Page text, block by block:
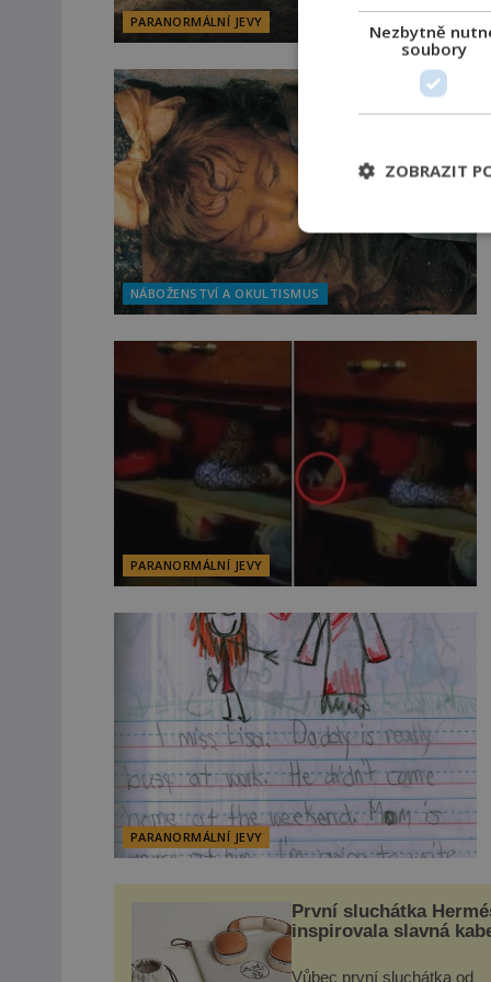
PARANORMÁLNÍ JEVY
NÁBOŽENSTVÍ A OKULTISMUS
PARANORMÁLNÍ JEVY
PARANORMÁLNÍ JEVY
První sluchátka
inspirovala slavná
Vůbec první sluchátka od
Nezbytně
soubory
ZOBRAZIT